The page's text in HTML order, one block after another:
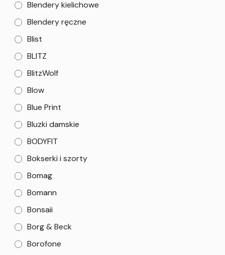
Blendery kielichowe
Blendery ręczne
Blist
BLITZ
BlitzWolf
Blow
Blue Print
Bluzki damskie
BODYFIT
Bokserki i szorty
Bomag
Bomann
Bonsaii
Borg & Beck
Borofone